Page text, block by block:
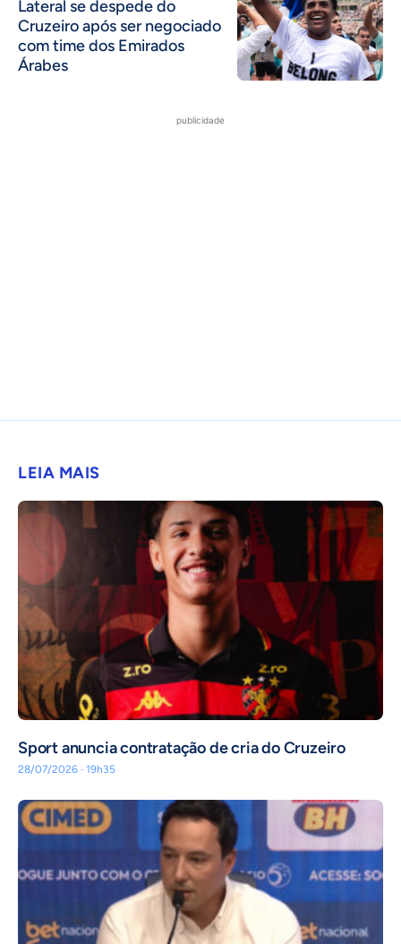
Lateral se despede do
Cruzeiro após ser negociado
com time dos Emirados
Árabes
publicidade
LEIA MAIS
Sport anuncia contratação de cria do Cruzeiro
28/07/2026 · 19h35